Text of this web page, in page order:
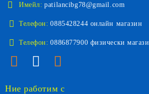
Имейл: patilancibg78@gmail.com
Телефон: 0885428244 онлайн магазин
Телефон: 0886877900 физически
Ние работим с